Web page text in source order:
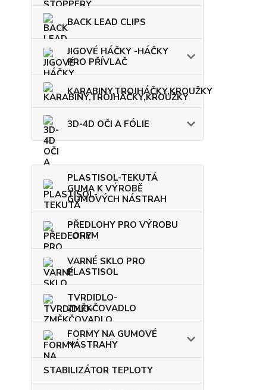
BACK LEAD CLIPS
JIGOVÉ HÁČKY -HÁČKY
PRO PŘÍVLAČ
KARABINY,TROJHÁČKY,KROUŽKY
3D-4D OČI A FÓLIE
PLASTISOL-TEKUTÁ
GUMA K VÝROBĚ
GUMOVÝCH NÁSTRAH
PŘEDLOHY PRO VÝROBU
FOREM
VARNÉ SKLO PRO
PLASTISOL
TVRDIDLO-
ZMĚKČOVADLO
FORMY NA GUMOVÉ
NÁSTRAHY
STABILIZÁTOR TEPLOTY